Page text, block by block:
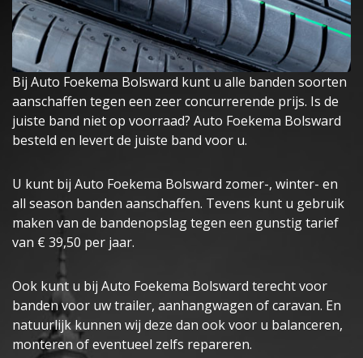
Bij Auto Foekema Bolsward kunt u alle banden soorten
aanschaffen tegen een zeer concurrerende prijs. Is de
juiste band niet op voorraad? Auto Foekema Bolsward
besteld en levert de juiste band voor u.
U kunt bij Auto Foekema Bolsward zomer-, winter- en
all season banden aanschaffen. Tevens kunt u gebruik
maken van de bandenopslag tegen een gunstig tarief
van € 39,50 per jaar.
Ook kunt u bij Auto Foekema Bolsward terecht voor
banden voor uw trailer, aanhangwagen of caravan. En
natuurlijk kunnen wij deze dan ook voor u balanceren,
monteren of eventueel zelfs repareren.